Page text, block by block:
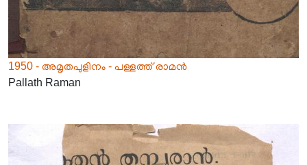
1950 - അമൃതപുളിനം - പള്ളത്ത് രാമൻ
Pallath Raman